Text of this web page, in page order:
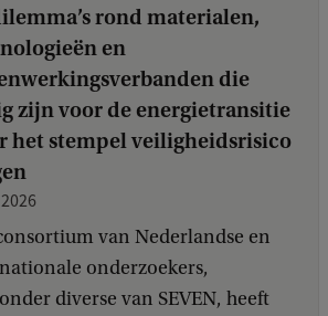
rond materialen,
en
die
zijn voor de energietransitie
het stempel veiligheidsrisico
van Nederlandse en
onderzoekers,
diverse van SEVEN, heeft